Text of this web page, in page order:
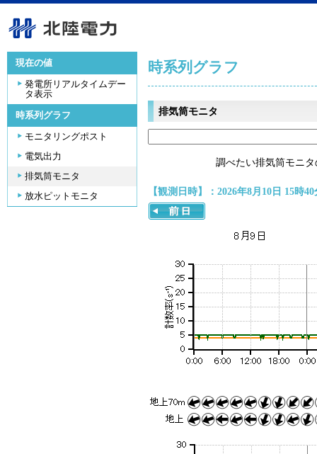
現在の値
発電所リアルタイムデー
タ表示
時系列グラフ
モニタリングポスト
電気出力
排気筒モニタ
放水ピットモニタ
時系列グラフ
排気筒モニタ
調べたい排気筒モニ
【観測日時】：2026年8月10日 15時40